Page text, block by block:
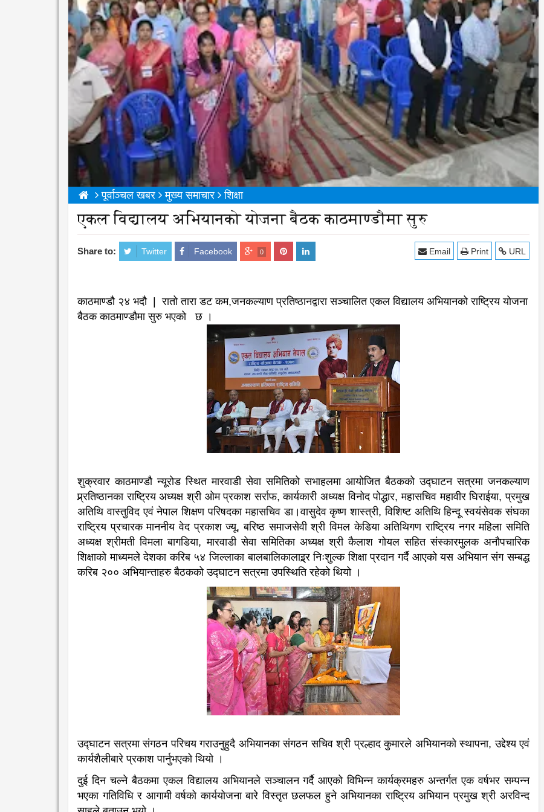
पूर्वाञ्चल खबर मुख्य समाचार शिक्षा
एकल विद्यालय अभियानको योजना बैठक काठमाण्डौमा सुरु
Share to: Twitter Facebook 0 URL
Print
Email
काठमाण्डौ २४ भदौ | रातो तारा डट कम,जनकल्याण प्रतिष्ठानद्वारा सञ्चालित एकल विद्यालय अभियानको राष्ट्रिय योजना
बैठक काठमाण्डौमा सुरु भएको छ ।
शुक्रवार काठमाण्डौ न्यूरोड स्थित मारवाडी सेवा समितिको सभाहलमा आयोजित बैठकको उद्घाटन सत्रमा जनकल्याण
प्र्र्र्र्र्र्रतिष्ठानका राष्ट्रिय अध्यक्ष श्री ओम प्रकाश सर्राफ, कार्यकारी अध्यक्ष विनोद पोद्धार, महासचिव महावीर घिराईया, प्रमुख
अतिथि वास्तुविद एवं नेपाल शिक्षण परिषदका महासचिव डा।वासुदेव कृष्ण शास्त्री, विशिष्ट अतिथि हिन्दू स्वयंसेवक संघका
राष्ट्रिय प्रचारक माननीय वेद प्रकाश ज्यू, बरिष्ठ समाजसेवी श्री विमल केडिया अतिथिगण राष्ट्रिय नगर महिला समिति
अध्यक्ष श्रीमती विमला बागडिया, मारवाडी सेवा समितिका अध्यक्ष श्री कैलाश गोयल सहित संस्कारमुलक अनौपचारिक
शिक्षाको माध्यमले देशका करिब ५४ जिल्लाका बालबालिकालाइ्र्र निःशुल्क शिक्षा प्रदान गर्दै आएको यस अभियान संग सम्बद्ध
करिब २०० अभियान्ताहरु बैठकको उद्घाटन सत्रमा उपस्थिति रहेको थियो ।
उद्घाटन सत्रमा संगठन परिचय गराउनुहुदै अभियानका संगठन सचिव श्री प्रल्हाद कुमारले अभियानको स्थापना, उद्देश्य एवं
कार्यशैलीबारे प्रकाश पार्नुभएको थियो ।
दुई दिन चल्ने बैठकमा एकल विद्यालय अभियानले सञ्चालन गर्दै आएको विभिन्न कार्यक्रमहरु अन्तर्गत एक वर्षभर सम्पन्न
भएका गतिविधि र आगामी वर्षको कार्ययोजना बारे विस्तृत छलफल हुने अभियानका राष्ट्रिय अभियान प्रमुख श्री अरविन्द